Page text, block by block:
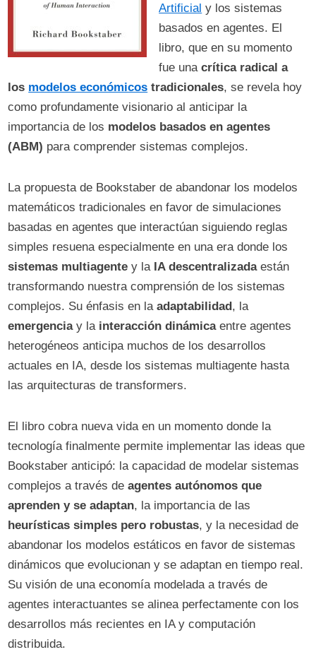
Artificial y los sistemas
basados en agentes. El
libro, que en su momento
fue unacrítica radical a
los modelos económicos tradicionales, se revela hoy
como profundamente visionario al anticipar la
importancia de los modelos basados en agentes
(ABM) para comprender sistemas complejos.
La propuesta de Bookstaber de abandonar los modelos
matemáticos tradicionales en favor de simulaciones
basadas en agentes que interactúan siguiendo reglas
simples resuena especialmente en una era donde los
sistemas multiagente y la IA descentralizadaestán
transformando nuestra comprensión de los sistemas
complejos. Su énfasis en laadaptabilidad, la
emergenciay la interacción dinámicaentre agentes
heterogéneos anticipa muchos de los desarrollos
actuales en IA, desde los sistemas multiagente hasta
las arquitecturas de transformers.
El libro cobra nueva vida en un momento donde la
tecnología finalmente permite implementar las ideas que
Bookstaber anticipó: la capacidad de modelar sistemas
complejos a través deagentes autónomos que
aprenden y se adaptan, la importancia de las
heurísticas simples pero robustas, y la necesidad de
abandonar los modelos estáticos en favor de sistemas
dinámicos que evolucionan y se adaptan en tiempo real.
Su visión de una economía modelada a través de
agentes interactuantes se alinea perfectamente con los
desarrollos más recientes en IA y computación
distribuida.